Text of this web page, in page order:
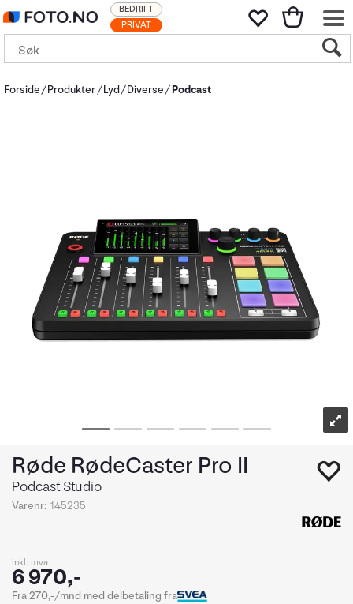
PRIVAT
BEDRIFT
Forside Produkter Lyd Diverse Podcast
Røde RødeCaster Pro II
Podcast Studio
Varenr: 145235
inkl. mva
6 970,-
Fra 270,-/mnd med delbetaling fra